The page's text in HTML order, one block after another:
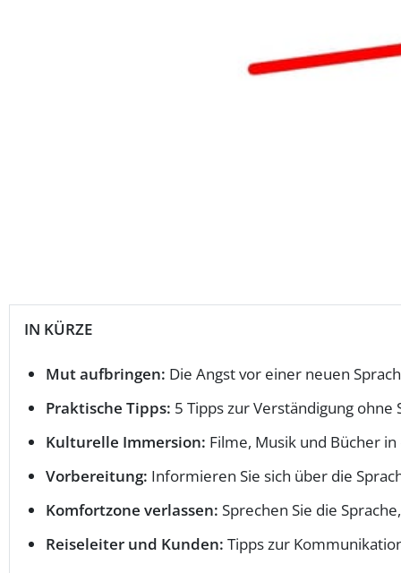
IN KÜRZE
Mut aufbringen: Die Angst vor einer neuen
Praktische Tipps: 5 Tipps zur Verständigung ohne
Kulturelle Immersion: Filme, Musik und Bücher
Vorbereitung: Informieren Sie sich über die
Komfortzone verlassen: Sprechen Sie die
Reiseleiter und Kunden: Tipps zur